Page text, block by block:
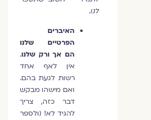
לנו.
האיברים
הפרטיים שלנו
הם אך ורק שלנו.
אין לאף אחד
רשות לגעת בהם.
ואם מישהו מבקש
דבר כזה, צריך
להגיד לא! (ולספר